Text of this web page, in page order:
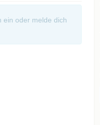
ein oder melde dich